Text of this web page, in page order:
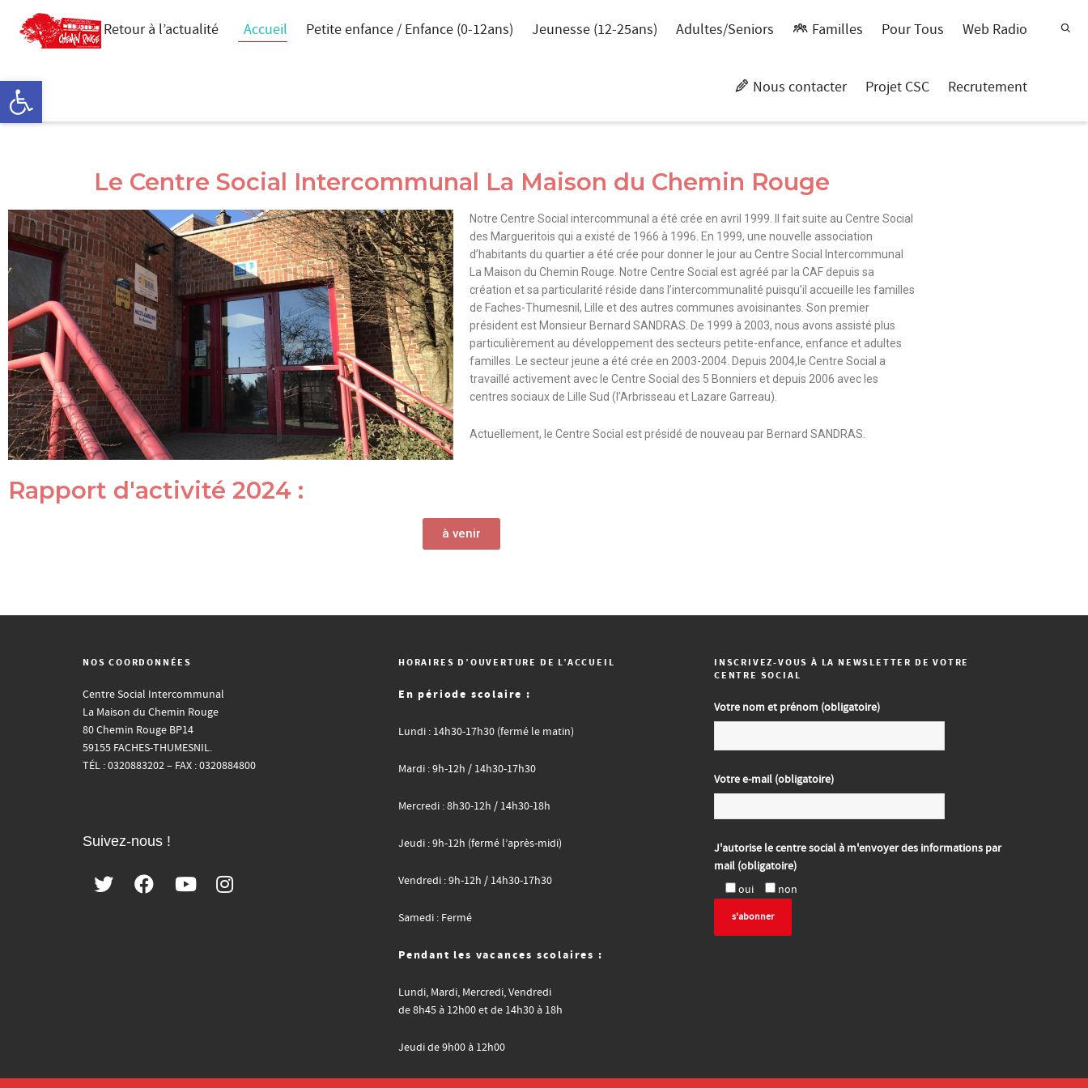
Ouvrir la barre d’outils
Retour à l’actualité Accueil Petite enfance / Enfance (0-12ans) Jeunesse (12-25ans) Adultes/Seniors Familles Pour Tous Web Radio
Nous contacter Projet CSC Recrutement
Le Centre Social Intercommunal La Maison du Chemin Rouge
Notre Centre Social intercommunal a été crée en avril 1999. Il fait suite au Centre Social
des Margueritois qui a existé de 1966 à 1996. En 1999, une nouvelle association
d’habitants du quartier a été crée pour donner le jour au Centre Social Intercommunal
La Maison du Chemin Rouge. Notre Centre Social est agréé par la CAF depuis sa
création et sa particularité réside dans l’intercommunalité puisqu’il accueille les familles
de Faches-Thumesnil, Lille et des autres communes avoisinantes. Son premier
président est Monsieur Bernard SANDRAS. De 1999 à 2003, nous avons assisté plus
particulièrement au développement des secteurs petite-enfance, enfance et adultes
familles. Le secteur jeune a été crée en 2003-2004. Depuis 2004,le Centre Social a
travaillé activement avec le Centre Social des 5 Bonniers et depuis 2006 avec les
centres sociaux de Lille Sud (l’Arbrisseau et Lazare Garreau).
Actuellement, le Centre Social est présidé de nouveau par Bernard SANDRAS.
Rapport d'activité 2024 :
à venir
NOS COORDONNÉES
Centre Social Intercommunal
La Maison du Chemin Rouge
80 Chemin Rouge BP14
59155 FACHES-THUMESNIL.
TÉL : 0320883202 – FAX : 0320884800
Suivez-nous !
HORAIRES D’OUVERTURE DE L’ACCUEIL
En période scolaire :
Lundi : 14h30-17h30 (fermé le matin)
Mardi : 9h-12h / 14h30-17h30
Mercredi : 8h30-12h / 14h30-18h
Jeudi : 9h-12h (fermé l’après-midi)
Vendredi : 9h-12h / 14h30-17h30
Samedi : Fermé
Pendant les vacances scolaires :
Lundi, Mardi, Mercredi, Vendredi
de 8h45 à 12h00 et de 14h30 à 18h
Jeudi de 9h00 à 12h00
INSCRIVEZ-VOUS À LA NEWSLETTER DE VOTRE
CENTRE SOCIAL
Votre nom et prénom (obligatoire)
Votre e-mail (obligatoire)
J'autorise le centre social à m'envoyer des informations par
mail (obligatoire)
oui
non